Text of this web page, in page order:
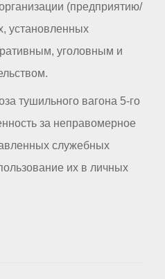
(предприятию/
установленных
уголовным и
тушильного вагона 5-го
за неправомерное
служебных
их в личных